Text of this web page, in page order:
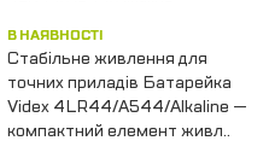
В НАЯВНОСТІ
Стабільне живлення для
точних приладів Батарейка
Videx 4LR44/A544/Alkaline —
компактний елемент живл..